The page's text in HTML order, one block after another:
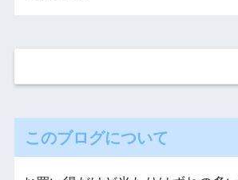
このブログについて